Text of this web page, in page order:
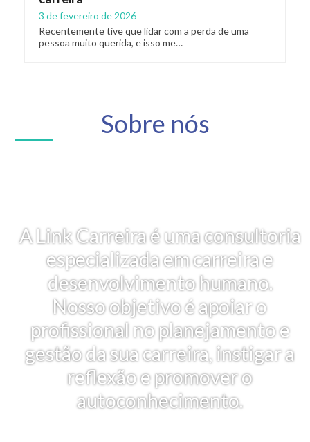
3 de fevereiro de 2026
Recentemente tive que lidar com a perda de uma
pessoa muito querida, e isso me…
Sobre nós
A Link Carreira é uma consultoria
especializada em carreira e
desenvolvimento humano.
Nosso objetivo é apoiar o
profissional no planejamento e
gestão da sua carreira, instigar a
reflexão e promover o
autoconhecimento.